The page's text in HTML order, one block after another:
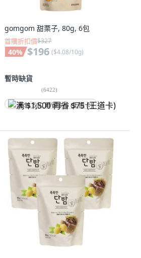
gomgom 甜栗子, 80g, 6包
首購折扣價$327
40% $196 ($4.08/10g)
暫時缺貨
(6422)
满 $1,500 再省 $75 (王道卡)